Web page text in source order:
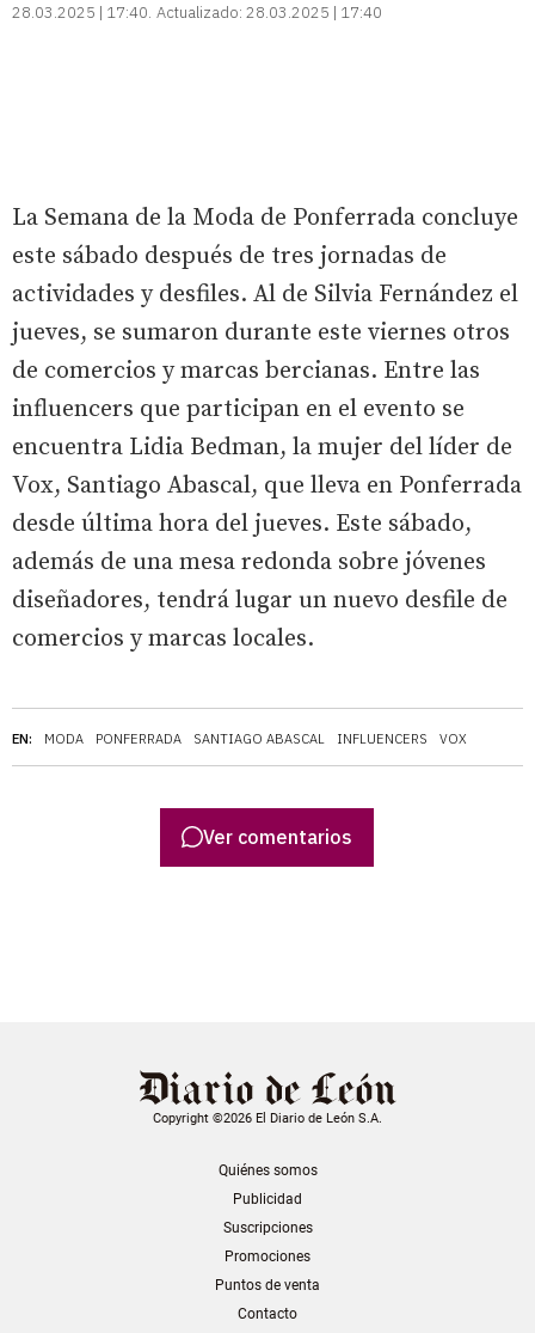
28.03.2025 | 17:40 Actualizado: 28.03.2025 | 17:40
EN: MODA PONFERRADA SANTIAGO ABASCAL INFLUENCERS VOX
La Semana de la Moda de Ponferrada concluye
este sábado después de tres jornadas de
actividades y desfiles. Al de Silvia Fernández el
jueves, se sumaron durante este viernes otros
de comercios y marcas bercianas. Entre las
influencers que participan en el evento se
encuentra Lidia Bedman, la mujer del líder de
Vox, Santiago Abascal, que lleva en Ponferrada
desde última hora del jueves. Este sábado,
además de una mesa redonda sobre jóvenes
diseñadores, tendrá lugar un nuevo desfile de
comercios y marcas locales.
Ver comentarios
Copyright ©2026 El Diario de León S.A.
Quiénes somos
Publicidad
Suscripciones
Promociones
Puntos de venta
Contacto